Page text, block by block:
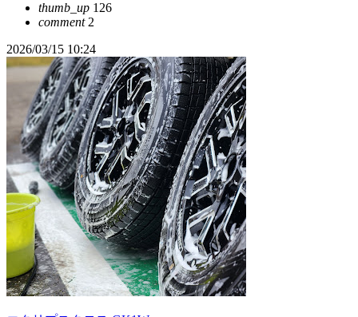
thumb_up 126
comment2
2026/03/15 10:24